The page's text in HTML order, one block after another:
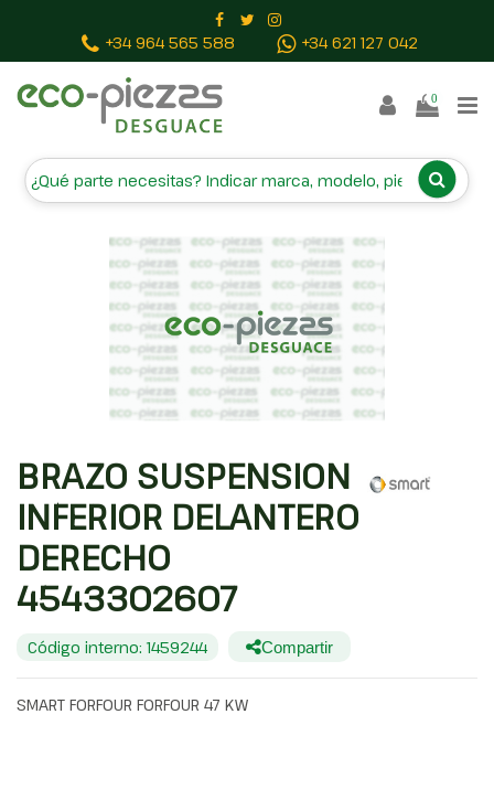
+34 964 565 588 +34 621 127 042
0
BRAZO SUSPENSION INFERIOR
DELANTERO DERECHO 4543302607
BRAZO SUSPENSION
INFERIOR DELANTERO
DERECHO
4543302607
Código interno: 1459244 Compartir
SMART FORFOUR FORFOUR 47 KW